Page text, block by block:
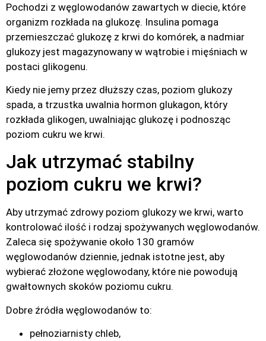
Pochodzi z węglowodanów zawartych w diecie, które
organizm rozkłada na glukozę. Insulina pomaga
przemieszczać glukozę z krwi do komórek, a nadmiar
glukozy jest magazynowany w wątrobie i mięśniach w
postaci glikogenu.
Kiedy nie jemy przez dłuższy czas, poziom glukozy
spada, a trzustka uwalnia hormon glukagon, który
rozkłada glikogen, uwalniając glukozę i podnosząc
poziom cukru we krwi.
Jak utrzymać stabilny
poziom cukru we krwi?
Aby utrzymać zdrowy poziom glukozy we krwi, warto
kontrolować ilość i rodzaj spożywanych węglowodanów.
Zaleca się spożywanie około 130 gramów
węglowodanów dziennie, jednak istotne jest, aby
wybierać złożone węglowodany, które nie powodują
gwałtownych skoków poziomu cukru.
Dobre źródła węglowodanów to:
pełnoziarnisty chleb,